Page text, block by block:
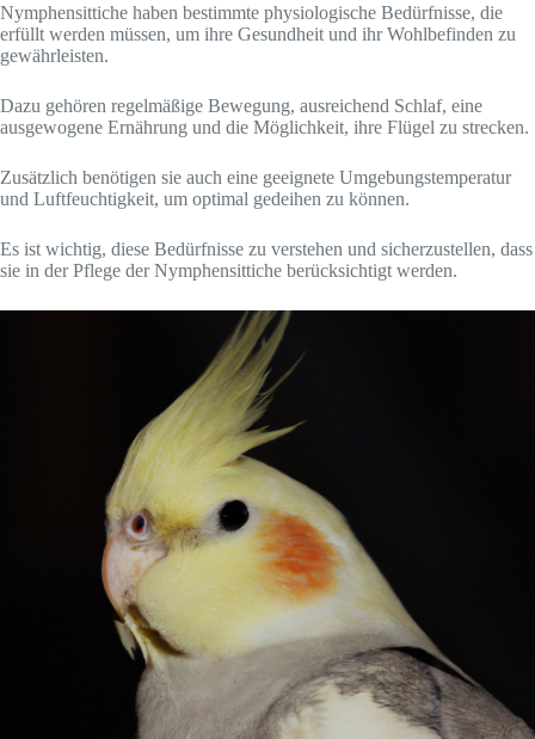
Nymphensittiche haben bestimmte physiologische Bedürfnisse, die
erfüllt werden müssen, um ihre Gesundheit und ihr Wohlbefinden zu
gewährleisten.
Dazu gehören regelmäßige Bewegung, ausreichend Schlaf, eine
ausgewogene Ernährung und die Möglichkeit, ihre Flügel zu strecken.
Zusätzlich benötigen sie auch eine geeignete Umgebungstemperatur
und Luftfeuchtigkeit, um optimal gedeihen zu können.
Es ist wichtig, diese Bedürfnisse zu verstehen und sicherzustellen, dass
sie in der Pflege der Nymphensittiche berücksichtigt werden.